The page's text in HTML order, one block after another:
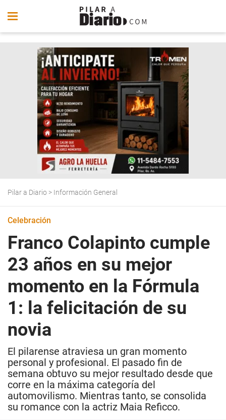
Pilar a Diario > Información General
Celebración
Franco Colapinto cumple
23 años en su mejor
momento en la Fórmula
1: la felicitación de su
novia
El pilarense atraviesa un gran momento
personal y profesional. El pasado fin de
semana obtuvo su mejor resultado desde que
corre en la máxima categoría del
automovilismo. Mientras tanto, se consolida
su romance con la actriz Maia Reficco.